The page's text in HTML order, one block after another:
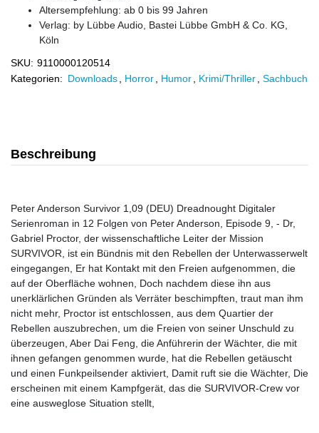
Altersempfehlung: ab 0 bis 99 Jahren
Verlag: by Lübbe Audio, Bastei Lübbe GmbH & Co. KG,
Köln
SKU: 9110000120514
Kategorien: Downloads Horror Humor Krimi/Thriller Sachbuch
Beschreibung
Peter Anderson Survivor 1,09 (DEU) Dreadnought Digitaler
Serienroman in 12 Folgen von Peter Anderson, Episode 9, - Dr,
Gabriel Proctor, der wissenschaftliche Leiter der Mission
SURVIVOR, ist ein Bündnis mit den Rebellen der Unterwasserwelt
eingegangen, Er hat Kontakt mit den Freien aufgenommen, die
auf der Oberfläche wohnen, Doch nachdem diese ihn aus
unerklärlichen Gründen als Verräter beschimpften, traut man ihm
nicht mehr, Proctor ist entschlossen, aus dem Quartier der
Rebellen auszubrechen, um die Freien von seiner Unschuld zu
überzeugen, Aber Dai Feng, die Anführerin der Wächter, die mit
ihnen gefangen genommen wurde, hat die Rebellen getäuscht
und einen Funkpeilsender aktiviert, Damit ruft sie die Wächter, Die
erscheinen mit einem Kampfgerät, das die SURVIVOR-Crew vor
eine ausweglose Situation stellt,